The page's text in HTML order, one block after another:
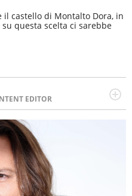
il castello di Montalto Dora, in
su questa scelta ci sarebbe
EDITOR
trail running e di yoga, ama
culture. Curiosa,
adora leggere ma